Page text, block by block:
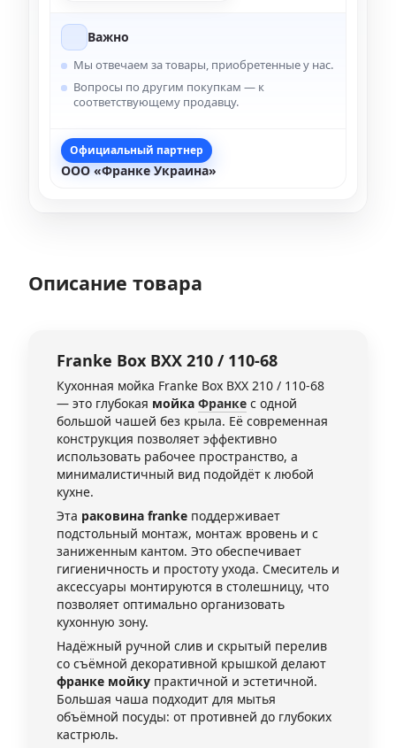
Важно
Мы отвечаем за товары, приобретенные у нас.
Вопросы по другим покупкам — к
соответствующему продавцу.
Официальный партнер
ООО «Франке Украина»
Описание товара
Franke Box BXX 210 / 110-68
Кухонная мойка Franke Box BXX 210 / 110-68
— это глубокая мойка Франке с одной
большой чашей без крыла. Её современная
конструкция позволяет эффективно
использовать рабочее пространство, а
минималистичный вид подойдёт к любой
кухне.
Эта раковина franke поддерживает
подстольный монтаж, монтаж вровень и с
заниженным кантом. Это обеспечивает
гигиеничность и простоту ухода. Смеситель и
аксессуары монтируются в столешницу, что
позволяет оптимально организовать
кухонную зону.
Надёжный ручной слив и скрытый перелив
со съёмной декоративной крышкой делают
франке мойку практичной и эстетичной.
Большая чаша подходит для мытья
объёмной посуды: от противней до глубоких
кастрюль.